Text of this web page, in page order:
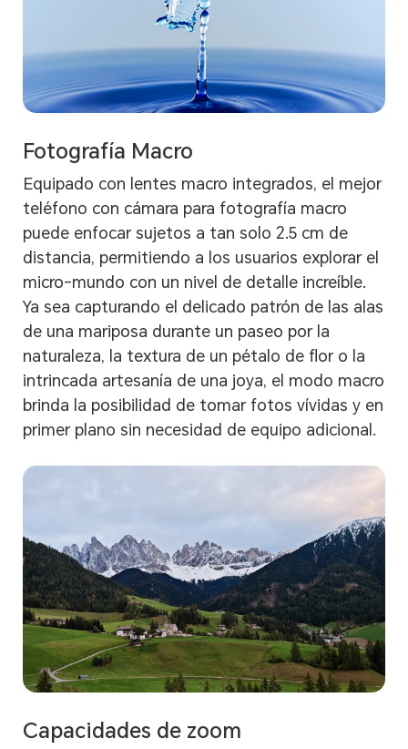
Fotografía Macro
Equipado con lentes macro integrados, el mejor
teléfono con cámara para fotografía macro
puede enfocar sujetos a tan solo 2.5 cm de
distancia, permitiendo a los usuarios explorar el
micro-mundo con un nivel de detalle increíble.
Ya sea capturando el delicado patrón de las alas
de una mariposa durante un paseo por la
naturaleza, la textura de un pétalo de flor o la
intrincada artesanía de una joya, el modo macro
brinda la posibilidad de tomar fotos vívidas y en
primer plano sin necesidad de equipo adicional.
Capacidades de zoom